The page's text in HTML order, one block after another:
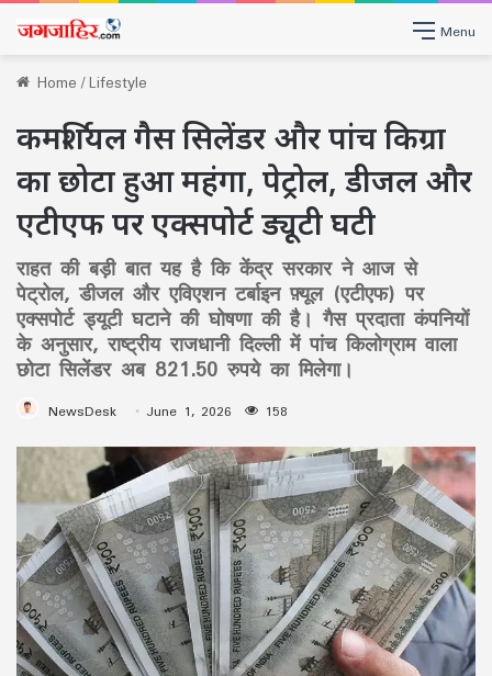
Menu
Home/Lifestyle
कमर्शियल गैस सिलेंडर और पांच किग्रा
का छोटा हुआ महंगा, पेट्रोल, डीजल और
एटीएफ पर एक्सपोर्ट ड्यूटी घटी
राहत की बड़ी बात यह है कि केंद्र सरकार ने आज से
पेट्रोल, डीजल और एविएशन टर्बाइन फ़्यूल (एटीएफ) पर
एक्सपोर्ट ड्यूटी घटाने की घोषणा की है। गैस प्रदाता कंपनियों
के अनुसार, राष्ट्रीय राजधानी दिल्ली में पांच किलोग्राम वाला
छोटा सिलेंडर अब 821.50 रुपये का मिलेगा।
NewsDesk June 1, 2026 158